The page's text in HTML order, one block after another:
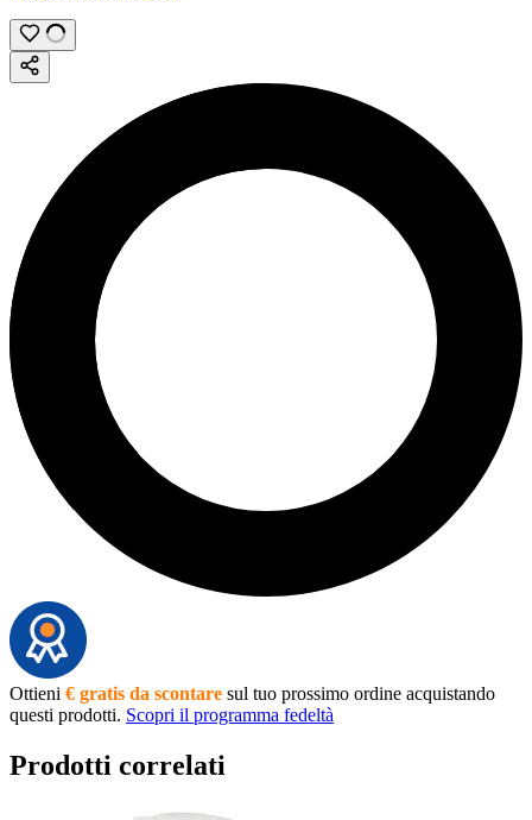
Ottieni € gratis da scontare sul tuo prossimo ordine acquistando
questi prodotti. Scopri il programma fedeltà
Prodotti correlati